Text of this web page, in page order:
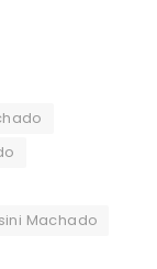
Machado